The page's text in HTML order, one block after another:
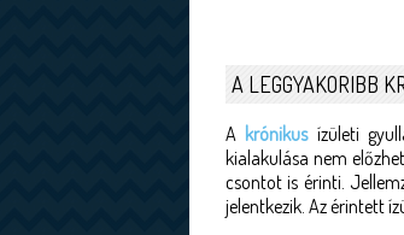
A LEGGYAKORIBB
A krónikusízületi
kialakulása nem
csontot is érinti.
jelentkezik. Az érintett